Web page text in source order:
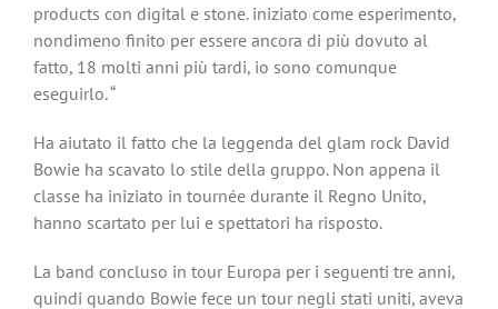
products con digital e stone. iniziato come esperimento,
nondimeno finito per essere ancora di più dovuto al
fatto, 18 molti anni più tardi, io sono comunque
eseguirlo. “
Ha aiutato il fatto che la leggenda del glam rock David
Bowie ha scavato lo stile della gruppo. Non appena il
classe ha iniziato in tournée durante il Regno Unito,
hanno scartato per lui e spettatori ha risposto.
La band concluso in tour Europa per i seguenti tre anni,
quindi quando Bowie fece un tour negli stati uniti, aveva